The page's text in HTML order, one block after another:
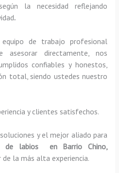
la necesidad reflejando
.
de trabajo profesional
asesorar directamente, nos
confiables y honestos,
total, siendo ustedes nuestro
y clientes satisfechos.
y el mejor aliado para
de labios en Barrio Chino,
la más alta experiencia.